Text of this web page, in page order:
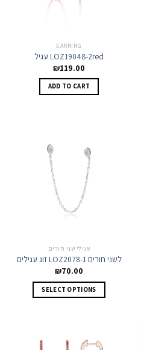
EARRING
עגיל LOZ19048-2red
₪119.00
ADD TO CART
עגילי שני חורים
זוג עגילים LOZ2078-1 לשני חורים
₪70.00
SELECT OPTIONS
This